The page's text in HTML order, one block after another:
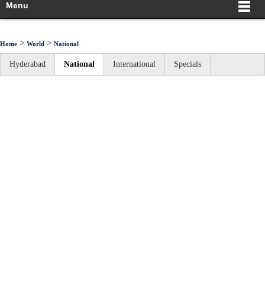
Menu
Home > World > National
Hyderabad National International Specials